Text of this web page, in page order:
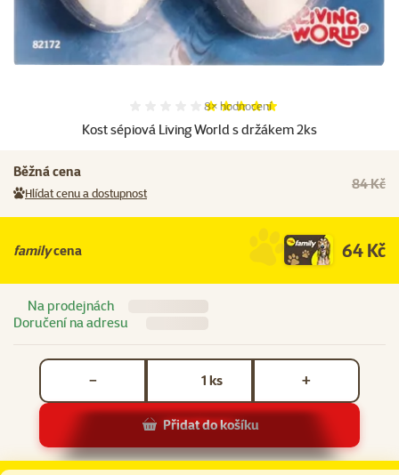
Kost sépiová Living World s držákem 2ks
Hodnocení 98%, počet hodnocení:
8× hodnocení
Běžná cena
Hlídat cenu a dostupnost
84 Kč
familycena 64 Kč
Na prodejnách
Doručení na adresu
ks
− +
Přidat do košíku